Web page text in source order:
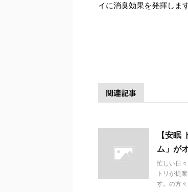
イに消臭効果を発揮しま
関連記事
【安
ム」が
忙しい日
トリが提
す。の方